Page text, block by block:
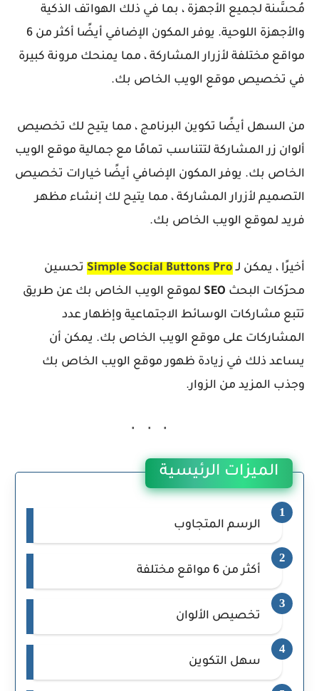
مُحسَّنة لجميع الأجهزة ، بما في ذلك الهواتف الذكية
والأجهزة اللوحية. يوفر المكون الإضافي أيضًا أكثر من 6
مواقع مختلفة لأزرار المشاركة ، مما يمنحك مرونة كبيرة
في تخصيص موقع الويب الخاص بك.
من السهل أيضًا تكوين البرنامج ، مما يتيح لك تخصيص
ألوان زر المشاركة لتتناسب تمامًا مع جمالية موقع الويب
الخاص بك. يوفر المكون الإضافي أيضًا خيارات تخصيص
التصميم لأزرار المشاركة ، مما يتيح لك إنشاء مظهر
فريد لموقع الويب الخاص بك.
أخيرًا ، يمكن لـ Simple Social Buttons Pro تحسين
محرّكات البحث SEO لموقع الويب الخاص بك عن طريق
تتبع مشاركات الوسائط الاجتماعية وإظهار عدد
المشاركات على موقع الويب الخاص بك. يمكن أن
يساعد ذلك في زيادة ظهور موقع الويب الخاص بك
وجذب المزيد من الزوار.
الميزات الرئيسية
الرسم المتجاوب
أكثر من 6 مواقع مختلفة
تخصيص الألوان
سهل التكوين